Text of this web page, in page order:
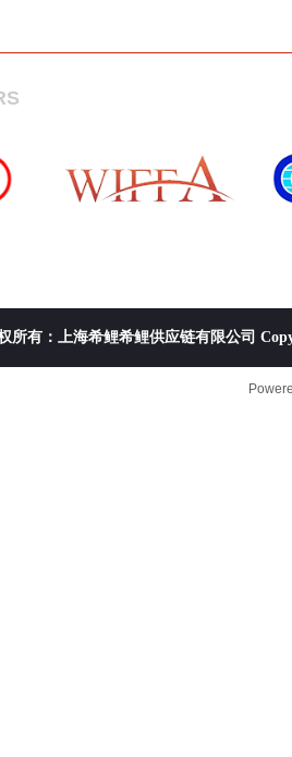
所有：上海希鲤希鲤供应链有限公司